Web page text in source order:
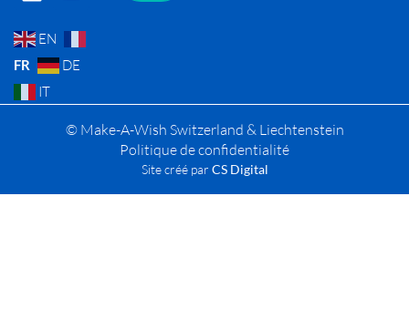
EN
FR
DE
IT
© Make-A-Wish Switzerland & Liechtenstein
Politique de confidentialité
Site créé par CS Digital